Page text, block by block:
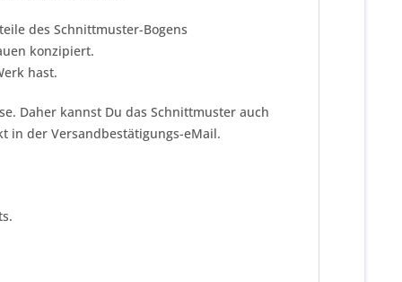
des Schnittmuster-Bogens
konzipiert.
hast.
Daher kannst Du das Schnittmuster auch
in der Versandbestätigungs-eMail.